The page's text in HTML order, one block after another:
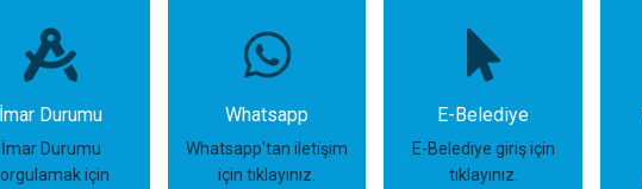
İmar Durumu
İmar Durumu
için
Whatsapp
Whatsapp'tan iletişim
için tıklayınız.
E-Belediye
E-Belediye giriş için
tıklayınız.